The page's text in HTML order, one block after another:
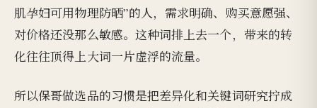
肌孕妇可用物理防晒”的人，需求明确、购买意愿强、
对价格还没那么敏感。这种词排上去一个，带来的转
化往往顶得上大词一片虚浮的流量。
所以保哥做选品的习惯是把差异化和关键词研究拧成